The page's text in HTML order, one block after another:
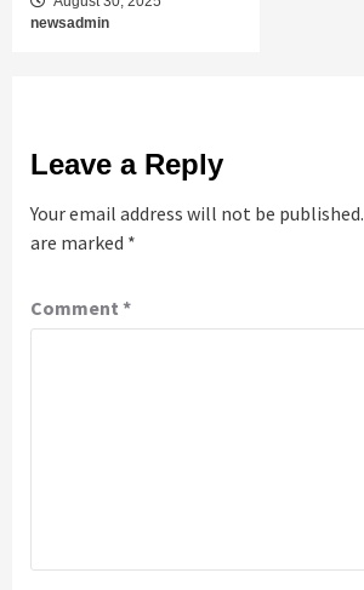
newsadmin
Leave a Reply
Your email address will not be published.
are marked *
Comment *